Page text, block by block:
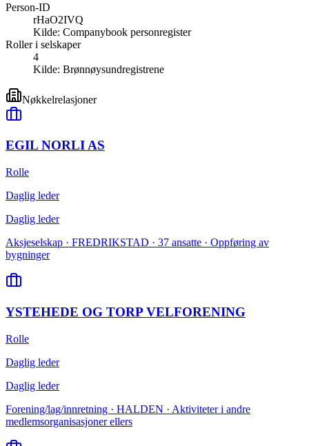
Person-ID
rHaO2IVQ
Kilde: Companybook personregister
Roller i selskaper
4
Kilde: Brønnøysundregistrene
Nøkkelrelasjoner
EGIL NORLI AS
Rolle
Daglig leder
Daglig leder
Aksjeselskap · FREDRIKSTAD · 37 ansatte · Oppføring av
bygninger
YSTEHEDE OG TORP VELFORENING
Rolle
Daglig leder
Daglig leder
Forening/lag/innretning · HALDEN · Aktiviteter i andre
medlemsorganisasjoner ellers